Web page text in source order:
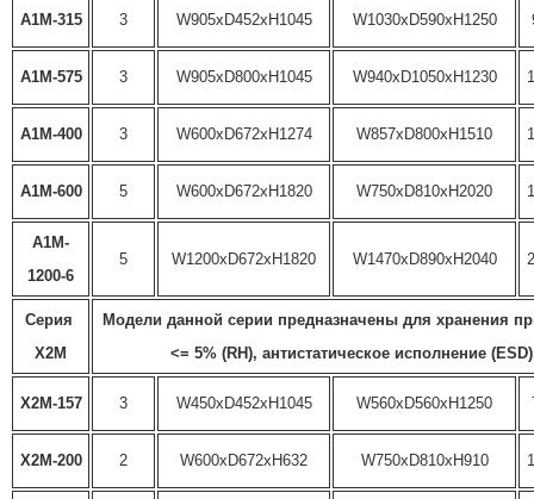
A1M-315 3 W905xD452xH1045 W1030xD590xH1250
A1M-575 3 W905xD800xH1045 W940xD1050xH1230
A1M-400 3 W600xD672xH1274 W857xD800xH1510
A1M-600 5 W600xD672xH1820 W750xD810xH2020
A1M-
1200-6
5 W1200xD672xH1820 W1470xD890xH2040
Серия
X2M
Модели данной серии предназначены для хранения
<= 5% (RH), антистатическое исполнение
X2M-157 3 W450xD452xH1045 W560xD560xH1250
X2M-200 2 W600xD672xH632 W750xD810xH910